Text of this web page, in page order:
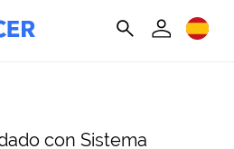
con Sistema